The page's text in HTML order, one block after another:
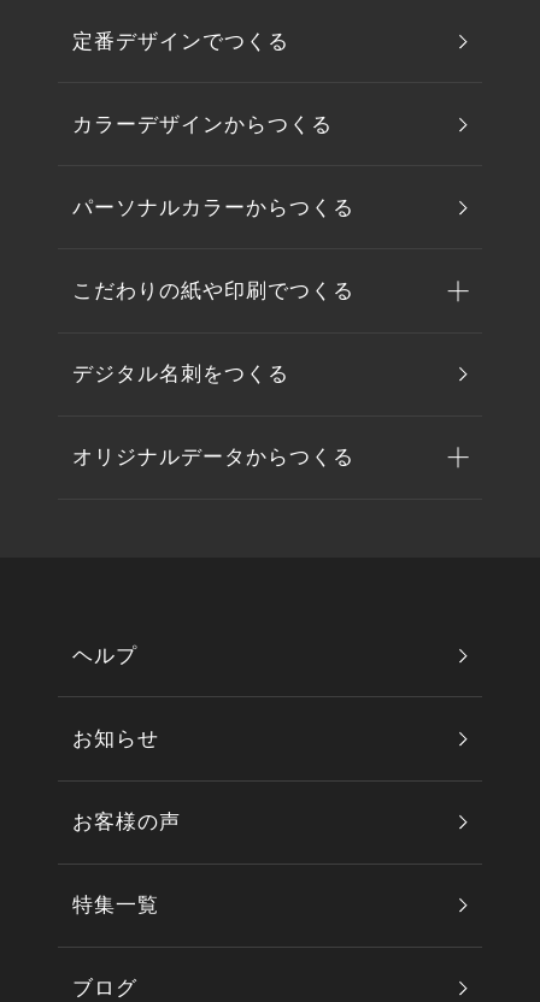
定番デザインでつくる
カラーデザインからつくる
パーソナルカラーからつくる
こだわりの紙や印刷でつくる
デジタル名刺をつくる
オリジナルデータからつくる
ヘルプ
お知らせ
お客様の声
特集一覧
ブログ